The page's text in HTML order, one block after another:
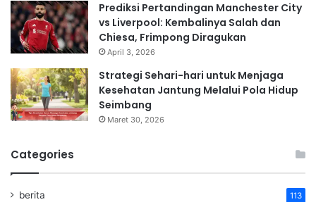
Prediksi Pertandingan Manchester City
vs Liverpool: Kembalinya Salah dan
Chiesa, Frimpong Diragukan
April 3, 2026
Strategi Sehari-hari untuk Menjaga
Kesehatan Jantung Melalui Pola Hidup
Seimbang
Maret 30, 2026
Categories
berita 113